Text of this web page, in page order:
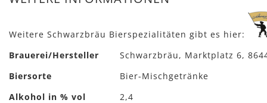
Weitere Schwarzbräu Bierspezialitäten gibt es hier:
Mehr
Brauerei/Hersteller
Schwarzbräu, Marktplatz 6,
Biersorte
Bier-Mischgetränke
Alkohol in % vol
2,4